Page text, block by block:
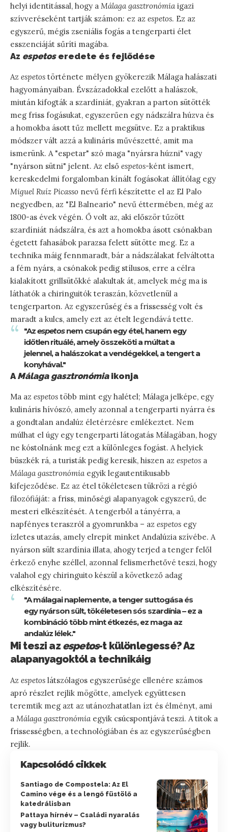
helyi identitással, hogy a Málaga gasztronómia igazi
szívveréseként tartják számon: ez az espetos. Ez az
egyszerű, mégis zseniális fogás a tengerparti élet
esszenciáját sűríti magába.
Az espetoseredete és fejlődése
Az espetos története mélyen gyökerezik Málaga halászati
hagyományaiban. Évszázadokkal ezelőtt a halászok,
miután kifogták a szardíniát, gyakran a parton sütötték
meg friss fogásukat, egyszerűen egy nádszálra húzva és
a homokba ásott tűz mellett megsütve. Ez a praktikus
módszer vált azzá a kulináris művészetté, amit ma
ismerünk. A "espetar" szó maga "nyársra húzni" vagy
"nyárson sütni" jelent. Az első espetos-ként ismert,
kereskedelmi forgalomban kínált fogásokat állítólag egy
Miguel Ruíz Picasso nevű férfi készítette el az El Palo
negyedben, az "El Balneario" nevű éttermében, még az
1800-as évek végén. Ő volt az, aki először tűzött
szardíniát nádszálra, és azt a homokba ásott csónakban
égetett fahasábok parazsa felett sütötte meg. Ez a
technika máig fennmaradt, bár a nádszálakat felváltotta
a fém nyárs, a csónakok pedig stílusos, erre a célra
kialakított grillsütőkké alakultak át, amelyek még ma is
láthatók a chiringuitók teraszán, közvetlenül a
tengerparton. Az egyszerűség és a frissesség volt és
maradt a kulcs, amely ezt az ételt legendává tette.
"Azespetosnem csupán egy étel, hanem egy
időtlen rituálé, amely összeköti a múltat a
jelennel, a halászokat a vendégekkel, a tengert a
konyhával."
A Málaga gasztronómiaikonja
Ma az espetos több mint egy halétel; Málaga jelképe, egy
kulináris hívószó, amely azonnal a tengerparti nyárra és
a gondtalan andalúz életérzésre emlékeztet. Nem
múlhat el úgy egy tengerparti látogatás Málagában, hogy
ne kóstolnánk meg ezt a különleges fogást. A helyiek
büszkék rá, a turisták pedig keresik, hiszen az espetos a
Málaga gasztronómia egyik legautentikusabb
kifejeződése. Ez az étel tökéletesen tükrözi a régió
filozófiáját: a friss, minőségi alapanyagok egyszerű, de
mesteri elkészítését. A tengerből a tányérra, a
napfényes teraszról a gyomrunkba – az espetos egy
ízletes utazás, amely elrepít minket Andalúzia szívébe. A
nyárson sült szardínia illata, ahogy terjed a tenger felől
érkező enyhe széllel, azonnal felismerhetővé teszi, hogy
valahol egy chiringuito készül a következő adag
elkészítésére.
"A málagai naplemente, a tenger suttogása és
egy nyárson sült, tökéletesen sós szardínia – ez a
kombináció több mint étkezés, ez maga az
andalúz lélek."
Mi teszi az espetos-t különlegessé? Az
alapanyagoktól a technikáig
Az espetos látszólagos egyszerűsége ellenére számos
apró részlet rejlik mögötte, amelyek együttesen
teremtik meg azt az utánozhatatlan ízt és élményt, ami
a Málaga gasztronómia egyik csúcspontjává teszi. A titok a
frissességben, a technológiában és az egyszerűségben
rejlik.
Kapcsolódó cikkek
Santiago de Compostela: Az El
Camino vége és a lengő füstölő a
katedrálisban
Pattaya hírnév – Családi nyaralás
vagy buliturizmus?